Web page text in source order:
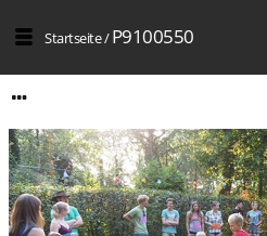
Startseite/P9100550